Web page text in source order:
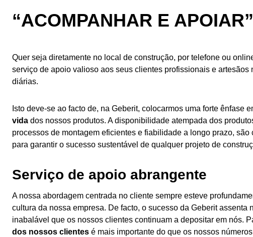
“ACOMPANHAR E
Quer seja diretamente no local de construção, por telefone ou
serviço de apoio valioso aos seus clientes profissionais e artesãos
diárias.
Isto deve-se ao facto de, na Geberit, colocarmos uma forte ênfase
vida dos nossos produtos. A disponibilidade atempada dos
processos de montagem eficientes e fiabilidade a longo prazo, são
para garantir o sucesso sustentável de qualquer projeto de
Serviço de apoio abrangente
A nossa abordagem centrada no cliente sempre esteve
cultura da nossa empresa. De facto, o sucesso da Geberit assenta
inabalável que os nossos clientes continuam a depositar em nós.
dos nossos clientes é mais importante do que os nossos